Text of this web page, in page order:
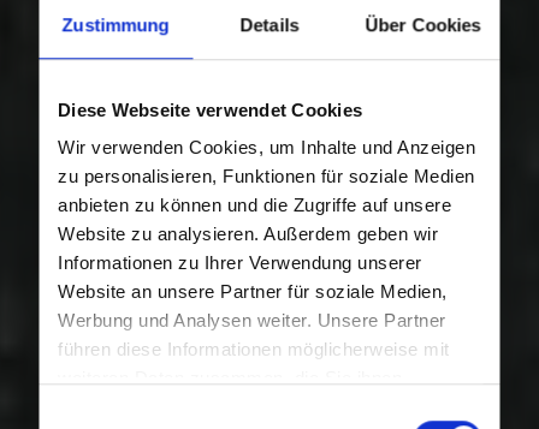
Zustimmung Details Über Cookies
Diese Webseite verwendet Cookies
Wir verwenden Cookies, um Inhalte und Anzeigen
zu personalisieren, Funktionen für soziale Medien
anbieten zu können und die Zugriffe auf unsere
Website zu analysieren. Außerdem geben wir
Informationen zu Ihrer Verwendung unserer
Website an unsere Partner für soziale Medien,
Werbung und Analysen weiter. Unsere Partner
führen diese Informationen möglicherweise mit